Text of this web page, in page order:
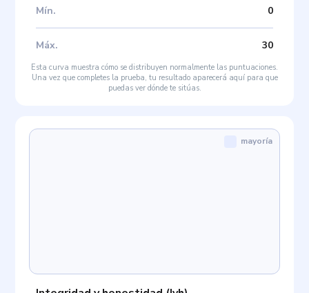
Mín. 0
Máx. 30
Esta curva muestra cómo se distribuyen normalmente las puntuaciones.
Una vez que completes la prueba, tu resultado aparecerá aquí para que
puedas ver dónde te sitúas.
mayoría